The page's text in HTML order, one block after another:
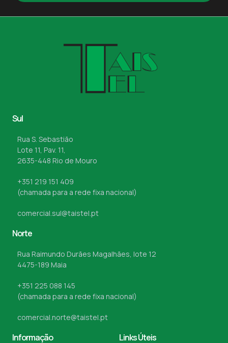
Sul
Rua S. Sebastião
Lote 11, Pav. 11,
2635-448 Rio de Mouro
+351 219 151 409
(chamada para a rede fixa nacional)
comercial.sul@taistel.pt
Norte
Rua Raimundo Durães Magalhães, lote 12
4475-189 Maia
+351 225 088 145
(chamada para a rede fixa nacional)
comercial.norte@taistel.pt
Informação Links Úteis